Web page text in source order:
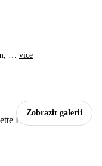
Zobrazit galerii
, … více